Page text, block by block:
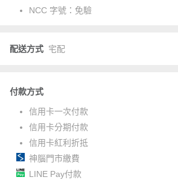
NCC 字號： 免驗
配送方式 宅配
付款方式
信用卡一次付款
信用卡分期付款
信用卡紅利折抵
神腦門市繳費
LINE Pay付款